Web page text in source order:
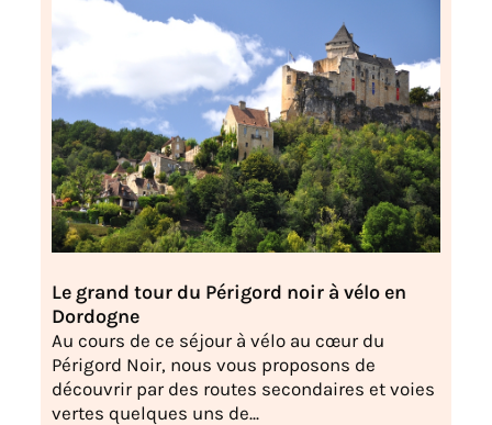
Le grand tour du Périgord noir à vélo en
Dordogne
Au cours de ce séjour à vélo au cœur du
Périgord Noir, nous vous proposons de
découvrir par des routes secondaires et voies
vertes quelques uns de...